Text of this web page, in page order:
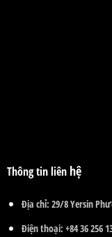
Thông tin liên hệ
Địa chỉ: 29/8 Yersin
Điện thoại: +84 36 256